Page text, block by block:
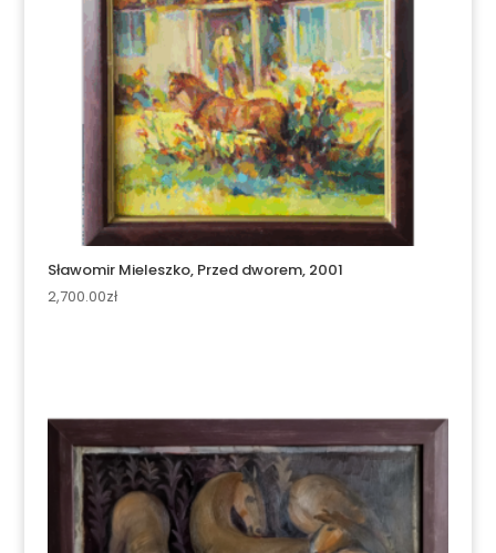
Sławomir Mieleszko, Przed dworem, 2001
2,700.00zł